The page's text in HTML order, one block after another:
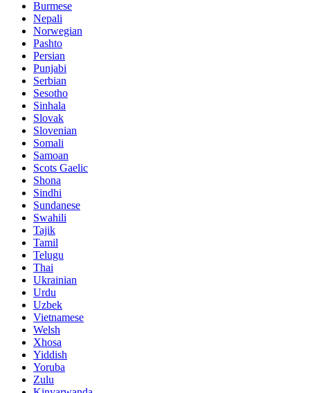
Burmese
Nepali
Norwegian
Pashto
Persian
Punjabi
Serbian
Sesotho
Sinhala
Slovak
Slovenian
Somali
Samoan
Scots Gaelic
Shona
Sindhi
Sundanese
Swahili
Tajik
Tamil
Telugu
Thai
Ukrainian
Urdu
Uzbek
Vietnamese
Welsh
Xhosa
Yiddish
Yoruba
Zulu